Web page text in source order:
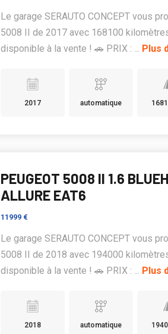
Le garage SERAUTO CONCEPT vous
5008 II de 2017 avec 168100
disponible à la vente ! 🚗 PRIX : ... Plus
2017 automatique
PEUGEOT 5008 II 1.6
ALLURE EAT6
11999 €
Le garage SERAUTO CONCEPT vous
5008 II de 2018 avec 194000
disponible à la vente ! 🚗 PRIX : ... Plus
2018 automatique